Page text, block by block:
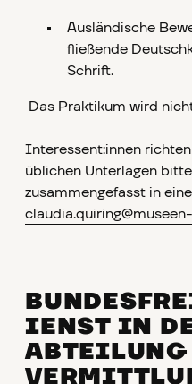
Ausländische
fließende
Schrift.
Das Praktikum wird
Interessent:innen
üblichen Unterlagen
zusammengefasst in
IENST IN